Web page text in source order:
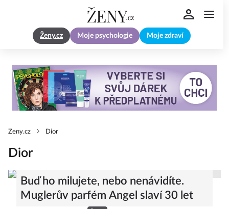
Ženy.cz Moje psychologie Moje zdraví
Zeny.cz Dior
Dior
Buď ho milujete, nebo nenávidíte.
Muglerův parfém Angel slaví 30 let